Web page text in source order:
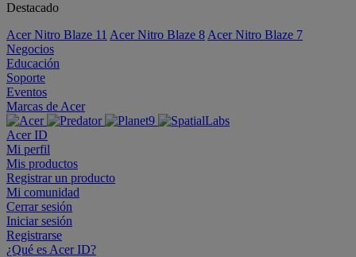
Destacado
Acer Nitro Blaze 11 Acer Nitro Blaze 8 Acer Nitro Blaze 7
Negocios
Educación
Soporte
Eventos
Marcas de Acer
Acer ID
Mi perfil
Mis productos
Registrar un producto
Mi comunidad
Cerrar sesión
Iniciar sesión
Registrarse
¿Qué es Acer ID?